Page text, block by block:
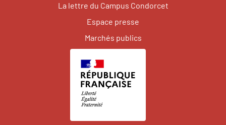
La lettre du Campus Condorcet
Espace presse
Marchés publics